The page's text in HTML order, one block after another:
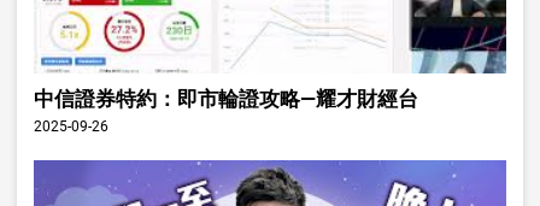
中信證券特約：即市輪證攻略—耀才財經台
2025-09-26